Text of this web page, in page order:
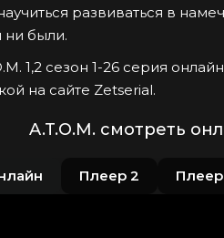
развиваться в
были.
1,2 сезон 1-26 серия
на сайте Zetserial.
A.T.O.M. смотреть
Плеер 2